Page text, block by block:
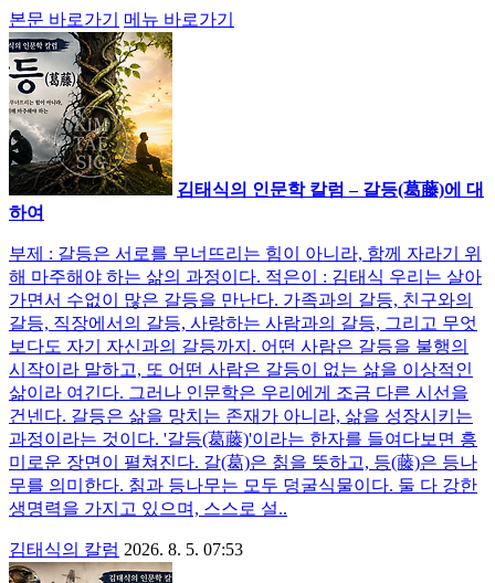
본문 바로가기 메뉴 바로가기
김태식의 인문학 칼럼 – 갈등(葛藤)에 대
하여
부제 : 갈등은 서로를 무너뜨리는 힘이 아니라, 함께 자라기 위
해 마주해야 하는 삶의 과정이다. 적은이 : 김태식 우리는 살아
가면서 수없이 많은 갈등을 만난다. 가족과의 갈등, 친구와의
갈등, 직장에서의 갈등, 사랑하는 사람과의 갈등, 그리고 무엇
보다도 자기 자신과의 갈등까지. 어떤 사람은 갈등을 불행의
시작이라 말하고, 또 어떤 사람은 갈등이 없는 삶을 이상적인
삶이라 여긴다. 그러나 인문학은 우리에게 조금 다른 시선을
건넨다. 갈등은 삶을 망치는 존재가 아니라, 삶을 성장시키는
과정이라는 것이다. '갈등(葛藤)'이라는 한자를 들여다보면 흥
미로운 장면이 펼쳐진다. 갈(葛)은 칡을 뜻하고, 등(藤)은 등나
무를 의미한다. 칡과 등나무는 모두 덩굴식물이다. 둘 다 강한
생명력을 가지고 있으며, 스스로 설..
김태식의 칼럼 2026. 8. 5. 07:53